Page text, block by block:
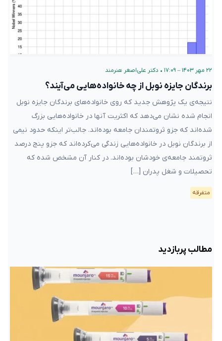
۲۲ مهر ۱۴۰۳ – ۱۷:۰۹ • دکتر علی‌اصغر هنرمند
برندگان جایزه نوبل از چه خانواده‌هایی می‌آیند؟
نتیجه‌ی یک پژوهش جدید که روی خانواده‌های برندگان جایزه نوبل
انجام شده نشان می‌دهد که اکثریت آنها در خانواده‌هایی بزرگ
شده‌اند که جزو ثروتمندان جامعه بوده‌اند. جالب‌تر اینکه حدود نیمی
از برندگان نوبل در خانواده‌هایی زندگی می‌کرده‌اند که جزو پنج درصد
ثروتمند جامعه‌ی خودشان بوده‌اند. در کنار آن مشخص شده که
تحصیلات و شغل پدران […]
متفرقه
مطالب پربازدید